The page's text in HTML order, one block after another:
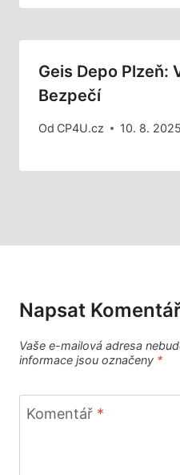
Geis Depo Plzeň:
Bezpečí
Od CP4U.cz 10. 8. 2025
Napsat
Vaše e-mailová adresa
informace jsou označeny *
Komentář *